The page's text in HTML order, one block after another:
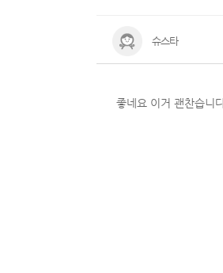
슈스타
좋네요 이거 괜찬습니